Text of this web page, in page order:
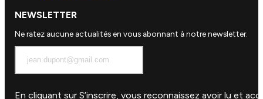
NEWSLETTER
Ne ratez aucune actualités en vous abonnant à notre newsletter.
En cliquant sur S’inscrire, vous reconnaissez avoir lu et